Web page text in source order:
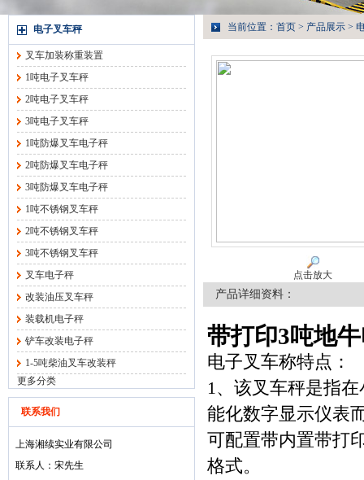
电子叉车秤
叉车加装称重装置
1吨电子叉车秤
2吨电子叉车秤
3吨电子叉车秤
1吨防爆叉车电子秤
2吨防爆叉车电子秤
3吨防爆叉车电子秤
1吨不锈钢叉车秤
2吨不锈钢叉车秤
3吨不锈钢叉车秤
叉车电子秤
改装油压叉车秤
装载机电子秤
铲车改装电子秤
1-5吨柴油叉车改装秤
更多分类
联系我们
上海湘续实业有限公司
联系人：宋先生
当前位置： 首页 > 产品展示 >
点击放大
产品详细资料：
带打印3吨地
电子叉车称特点：
1、该叉车秤是指
能化数字显示仪表
可配置带内置带打
格式。